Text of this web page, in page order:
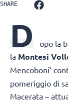
SHARE
D
opo la
la Montesi
Mencoboni’
pomeriggio di
Macerata –